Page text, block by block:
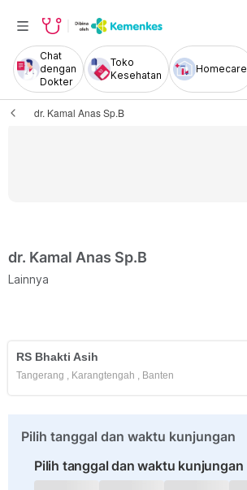
Chat
dengan
Dokter
Toko
Kesehatan
Homecare
dr. Kamal Anas Sp.B
dr. Kamal Anas Sp.B
Lainnya
RS Bhakti Asih
Tangerang , Karangtengah , Banten
Pilih tanggal dan waktu kunjungan
Pilih tanggal dan waktu kunjungan